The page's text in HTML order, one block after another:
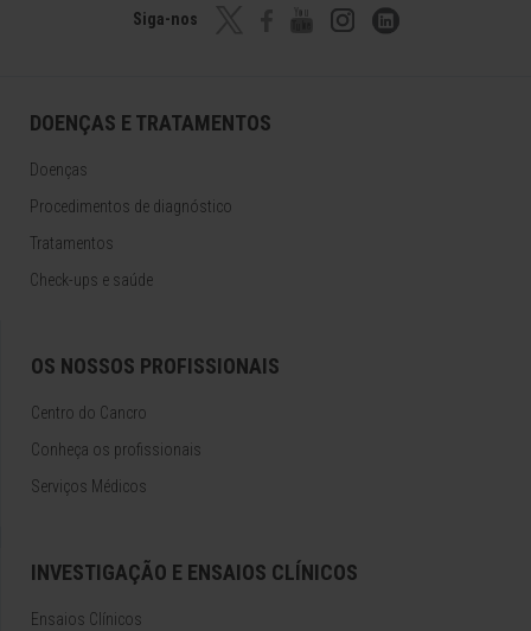
Siga-nos
DOENÇAS E TRATAMENTOS
Doenças
Procedimentos de diagnóstico
Tratamentos
Check-ups e saúde
OS NOSSOS PROFISSIONAIS
Centro do Cancro
Conheça os profissionais
Serviços Médicos
INVESTIGAÇÃO E ENSAIOS CLÍNICOS
Ensaios Clínicos